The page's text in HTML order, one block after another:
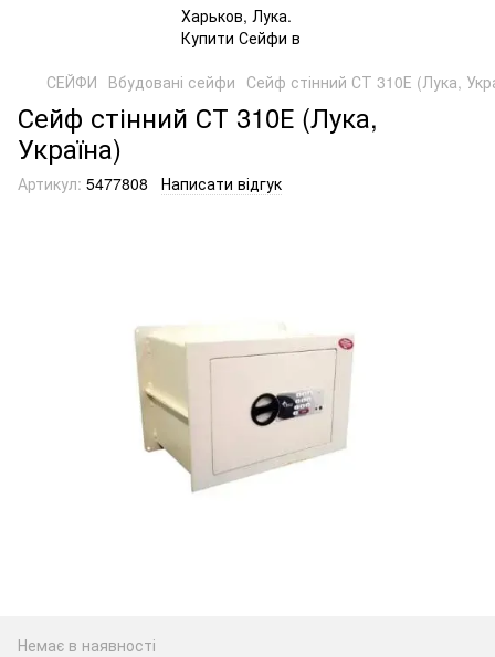
СЕЙФИ Вбудовані сейфи Сейф стінний СТ 310Е (Лука,
Сейф стінний СТ 310Е (Лука,
Україна)
Артикул: 5477808 Написати відгук
Немає в наявності